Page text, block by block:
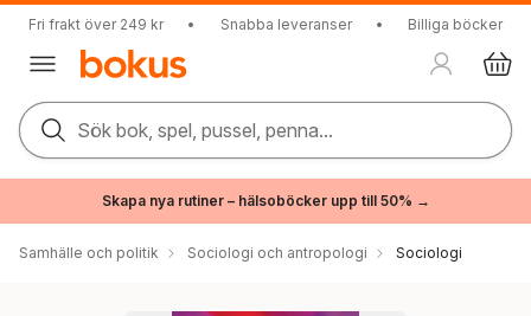
Fri frakt över 249 kr • Snabba leveranser • Billiga böcker
Sök bok, spel, pussel, penna...
Skapa nya rutiner – hälsoböcker upp till 50% →
Samhälle och politik Sociologi och antropologi Sociologi